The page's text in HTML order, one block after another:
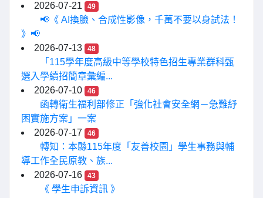
2026-07-21
49
📢《 AI換臉、合成性影像，千萬不要以身試法！
》📢
2026-07-13
48
「115學年度高級中等學校特色招生專業群科甄
選入學續招簡章彙編...
2026-07-10
46
函轉衛生福利部修正「強化社會安全網－急難紓
困實施方案」一案
2026-07-17
46
轉知：本縣115年度「友善校園」學生事務與輔
導工作全民原教、族...
2026-07-16
43
《 學生申訴資訊 》